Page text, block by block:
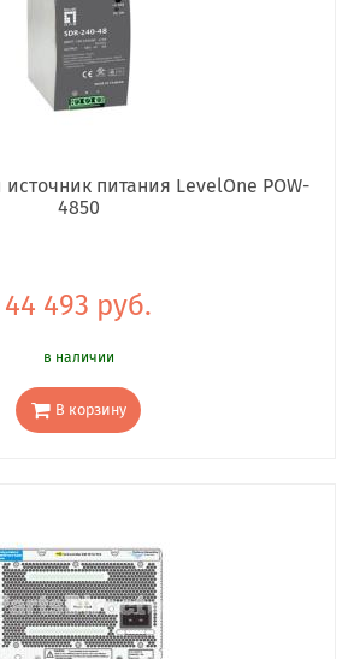
питания LevelOne POW-
4850
44 493 руб.
в наличии
В корзину